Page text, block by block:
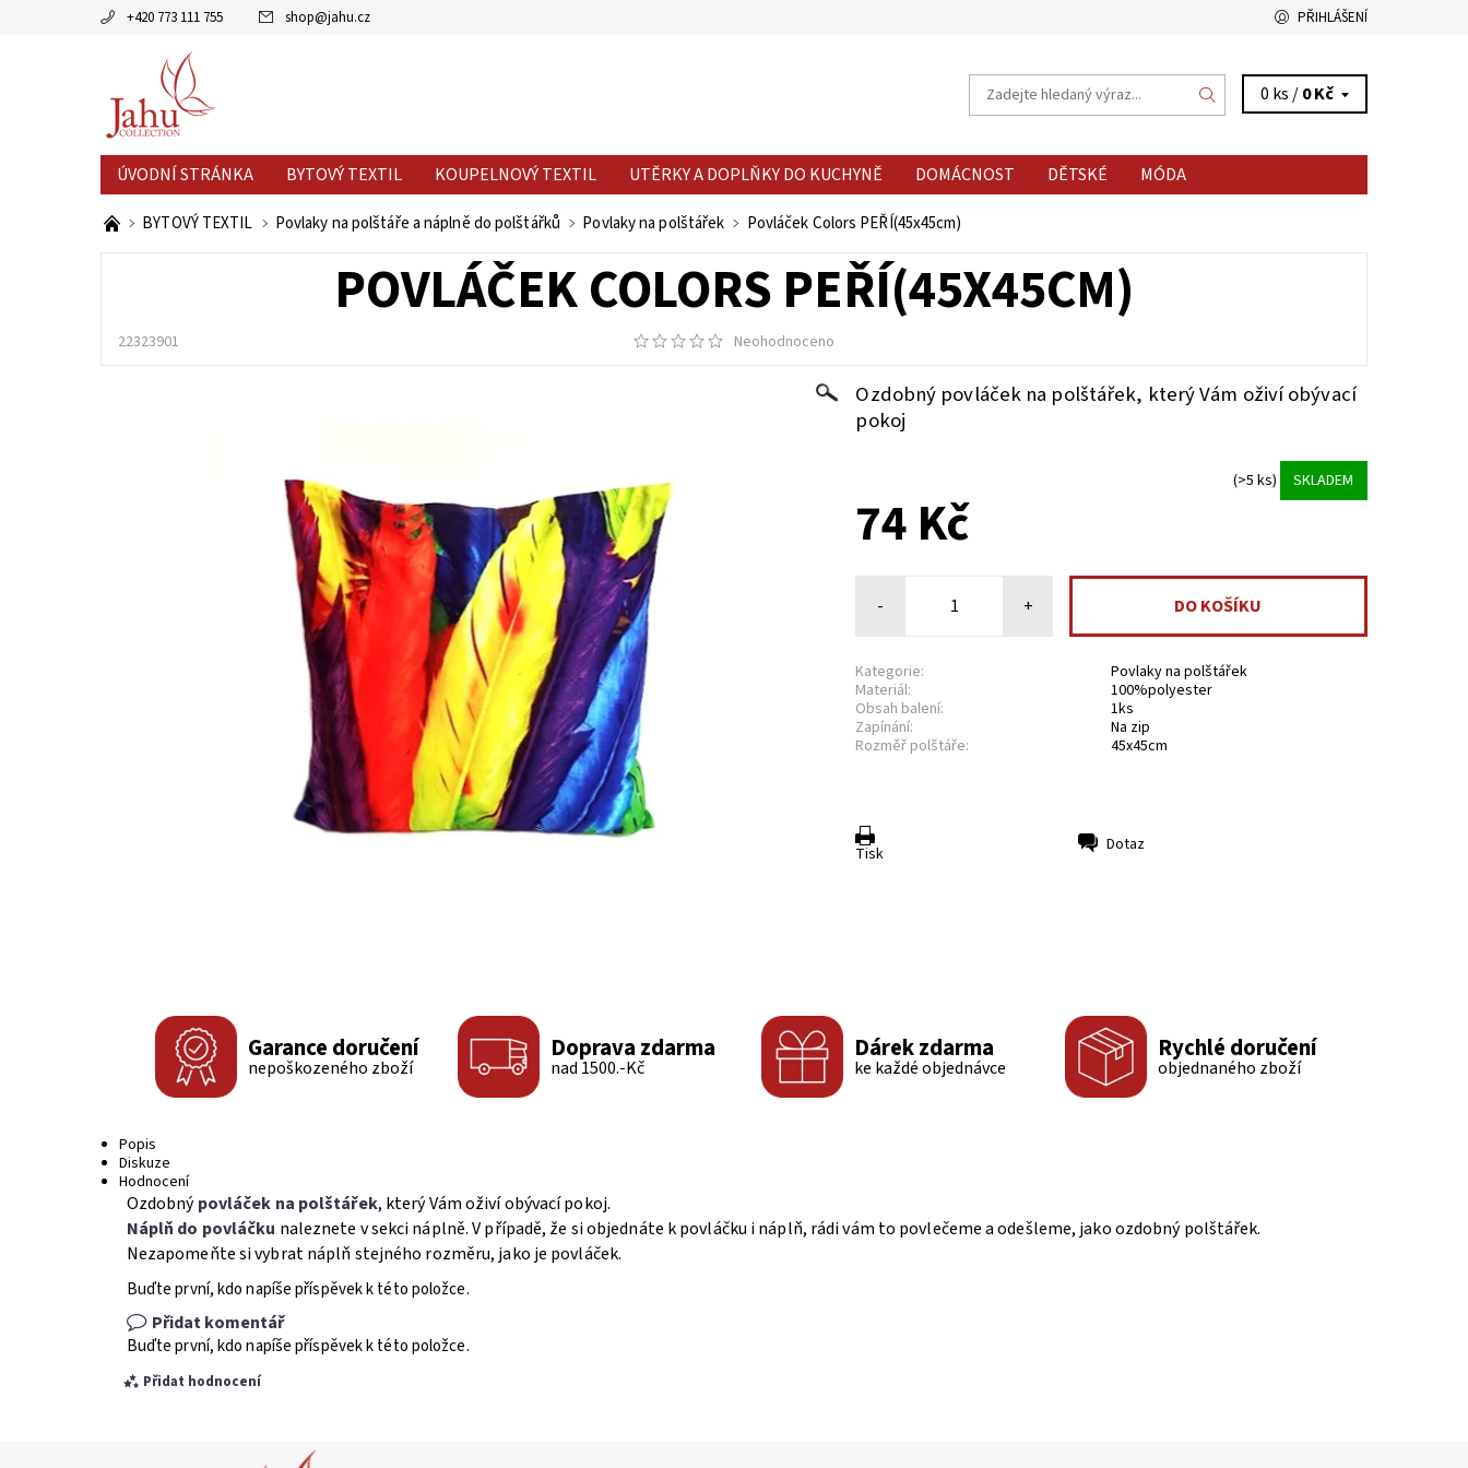
+420 773 111 755 shop@jahu.cz PŘIHLÁŠENÍ
0 ks /0 Kč
ÚVODNÍ STRÁNKA BYTOVÝ TEXTIL KOUPELNOVÝ TEXTIL UTĚRKY A DOPLŇKY DO KUCHYNĚ DOMÁCNOST DĚTSKÉ
MÓDA
AKCE MĚSÍCE
VÝPRODEJ %
BYTOVÝ TEXTIL Povlaky na polštáře a náplně do polštářků Povlaky na polštářek Povláček Colors PEŘÍ(45x45cm)
POVLÁČEK COLORS PEŘÍ(45X45CM)
22323901 Neohodnoceno
Ozdobný povláček na polštářek, který Vám oživí obývací
pokoj
(>5 ks) SKLADEM
74 Kč
- +
Kategorie:
Povlaky na polštářek
Materiál:
100%polyester
Obsah balení:
1ks
Zapínání:
Na zip
Rozměř polštáře:
45x45cm
Tisk Dotaz
Garance doručení
nepoškozeného zboží
Doprava zdarma
nad 1500.-Kč
Dárek zdarma
ke každé objednávce
Rychlé doručení
objednaného zboží
Popis
Diskuze
Hodnocení
Ozdobnýpovláček na polštářek, který Vám oživí obývací pokoj.
Náplň do povláčku naleznete v sekci náplně. V případě, že si objednáte k povláčku i náplň, rádi vám to povlečeme a odešleme, jako ozdobný polštářek.
Nezapomeňte si vybrat náplň stejného rozměru, jako je povláček.
Buďte první, kdo napíše příspěvek k této položce.
Přidat komentář
Buďte první, kdo napíše příspěvek k této položce.
Přidat hodnocení